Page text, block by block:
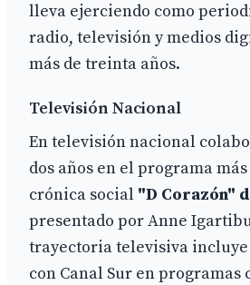
lleva ejerciendo como
radio, televisión y medios
más de treinta años.
Televisión Nacional
En televisión nacional
dos años en el programa
crónica social "D Corazón"
presentado por Anne
trayectoria televisiva
con Canal Sur en programas